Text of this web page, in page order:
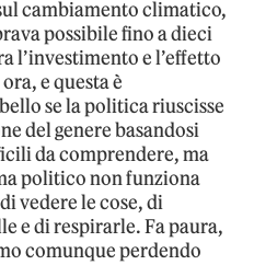
cambiamento climatico,
possibile fino a dieci
l’investimento e l’effetto
e questa è
se la politica riuscisse
del genere basandosi
da comprendere, ma
politico non funziona
vedere le cose, di
e di respirarle. Fa paura,
comunque perdendo